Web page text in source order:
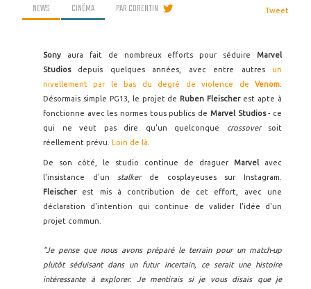
NEWS CINÉMA PARCORENTIN Tweet
Sony aura fait de nombreux efforts pour séduire Marvel
Studiosdepuis quelques années, avec entre autres un
nivellement par le bas du degré de violence de Venom
Désormais simple PG13, le projet de Ruben Fleischerest apte à
fonctionne avec les normes tous publics de Marvel Studios- ce
qui ne veut pas dire qu'un quelconque
crossoversoit
réellement prévu. Loin de là
De son côté, le studio continue de draguer Marvel avec
l'insistance d'un stalker de cosplayeuses sur Instagram.
Fleischerest mis à contribution de cet effort, avec une
déclaration d'intention qui continue de valider l'idée d'un
projet commun.
"Je pense que nous avons préparé le terrain pour un match-up
plutôt séduisant dans un futur incertain, ce serait une histoire
intéressante à explorer. Je mentirais si je vous disais que je